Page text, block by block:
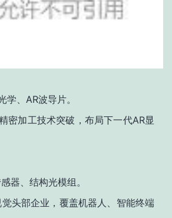
学、 AR波导片。
密加工技术突破，布局下一代AR显
器、结构光模组。
觉头部企业，覆盖机器人、智能终端